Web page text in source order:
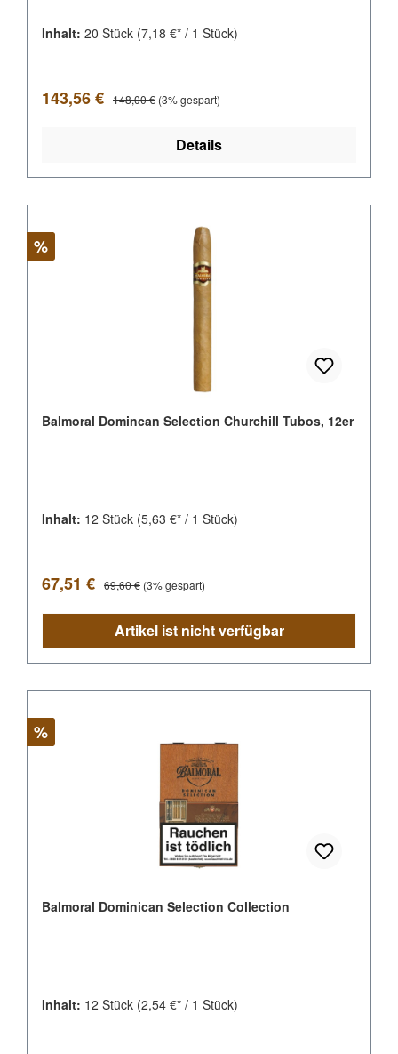
Inhalt: 20 Stück (7,18 €* / 1 Stück)
Verkaufspreis:
143,56 € Regulärer Preis:
148,00 € (3% gespart)
Details
Rabatt
%
Balmoral Domincan Selection Churchill Tubos, 12er
Inhalt: 12 Stück (5,63 €* / 1 Stück)
Verkaufspreis:
67,51 € Regulärer Preis:
69,60 € (3% gespart)
Artikel ist nicht verfügbar
Rabatt
%
Balmoral Dominican Selection Collection
Inhalt: 12 Stück (2,54 €* / 1 Stück)